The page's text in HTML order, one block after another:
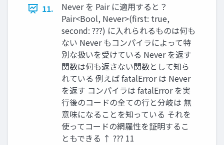
11.
Never を Pair に適⽤すると？
Pair<Bool, Never>(first: true,
second: ???) に⼊れられるものは何も
ない Never もコンパイラによって特
別な扱いを受けている Never を返す
関数は何も返さない関数として知ら
れている 例えば fatalError は Never
を返す コンパイラは fatalError を実
⾏後のコードの全ての⾏と分岐は 無
意味になることを知っている それを
使ってコードの網羅性を証明するこ
ともできる ↑ ??? 11